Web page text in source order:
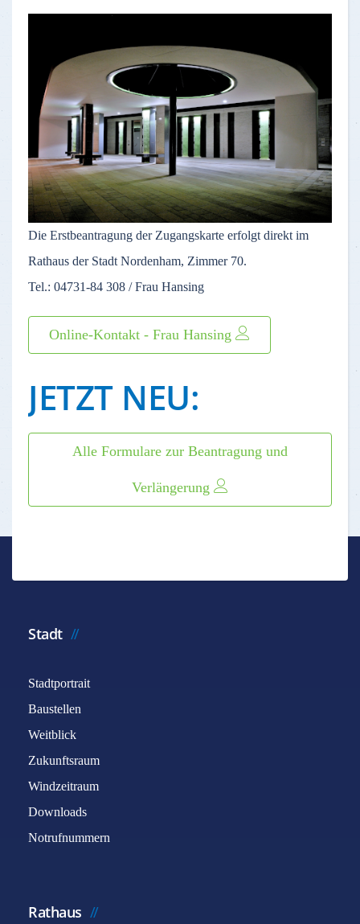
Die Erstbeantragung der Zugangskarte erfolgt direkt im
Rathaus der Stadt Nordenham, Zimmer 70.
Tel.: 04731-84 308 / Frau Hansing
Online-Kontakt - Frau Hansing
JETZT NEU:
Alle Formulare zur Beantragung und
Verlängerung
Stadt
Stadtportrait
Baustellen
Weitblick
Zukunftsraum
Windzeitraum
Downloads
Notrufnummern
Rathaus